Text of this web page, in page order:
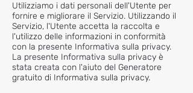
Utilizziamo i dati personali dell'Utente per
fornire e migliorare il Servizio. Utilizzando il
Servizio, l'Utente accetta la raccolta e
l'utilizzo delle informazioni in conformità
con la presente Informativa sulla privacy.
La presente Informativa sulla privacy è
stata creata con l'aiuto del Generatore
gratuito di Informativa sulla privacy.